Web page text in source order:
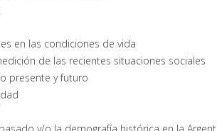
en las condiciones de vida
de las recientes situaciones sociales
presente y futuro